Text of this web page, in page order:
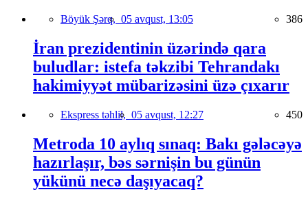
Böyük Şərq, 05 avqust, 13:05 386
İran prezidentinin üzərində qara
buludlar: istefa təkzibi Tehrandakı
hakimiyyət mübarizəsini üzə çıxarır
Ekspress təhlil, 05 avqust, 12:27 450
Metroda 10 aylıq sınaq: Bakı gələcəyə
hazırlaşır, bəs sərnişin bu günün
yükünü necə daşıyacaq?